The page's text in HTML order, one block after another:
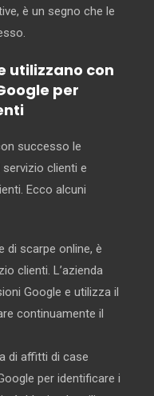
è un segno che le
utilizzano con
per
successo le
clienti e
Ecco alcuni
di scarpe online, è
clienti. L’azienda
Google e utilizza il
continuamente il
di affitti di case
per identificare i